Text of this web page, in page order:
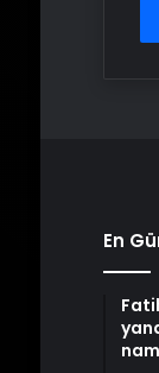
En